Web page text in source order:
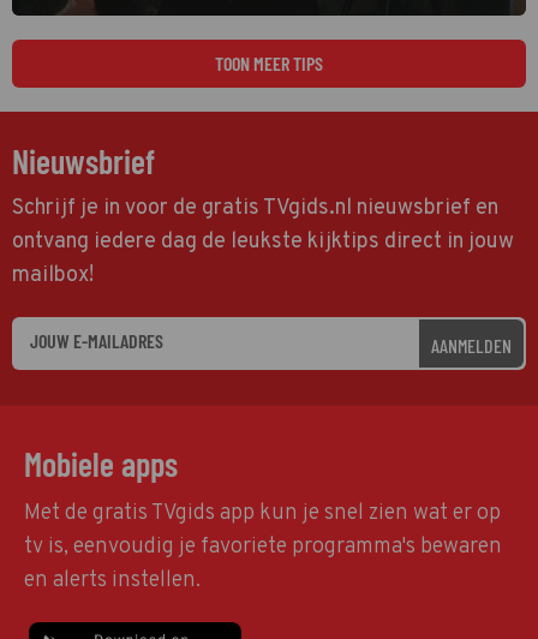
van een leien dakje.
TOON MEER TIPS
Nieuwsbrief
Schrijf je in voor de gratis TVgids.nl nieuwsbrief en
ontvang iedere dag de leukste kijktips direct in jouw
mailbox!
AANMELDEN
Mobiele apps
Met de gratis TVgids app kun je snel zien wat er op
tv is, eenvoudig je favoriete programma's bewaren
en alerts instellen.